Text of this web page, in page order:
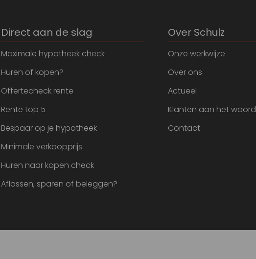
Direct aan de slag
Maximale hypotheek check
Huren of kopen?
Offertecheck rente
Rente top 5
Bespaar op je hypotheek
Minimale verkoopprijs
Huren naar kopen check
Aflossen, sparen of beleggen?
Over Schulz
Onze werkwijze
Over ons
Actueel
Klanten aan het woord
Contact